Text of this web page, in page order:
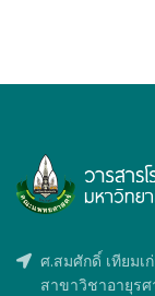
ศ.สมศักดิ์ เทียมเ
สาขาวิชาอายุร